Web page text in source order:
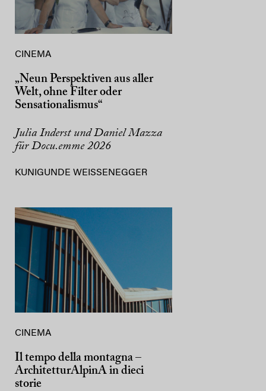
CINEMA
„Neun Perspektiven aus aller
Welt, ohne Filter oder
Sensationalismus“
Julia Inderst und Daniel Mazza
für Docu.emme 2026
KUNIGUNDE WEISSENEGGER
CINEMA
Il tempo della montagna –
ArchitetturAlpinA in dieci
storie